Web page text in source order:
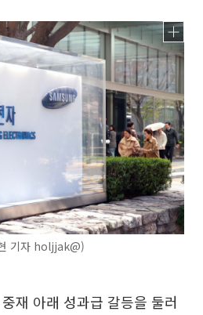
기자 holjjak@)
재 아래 성과급 갈등을 둘러